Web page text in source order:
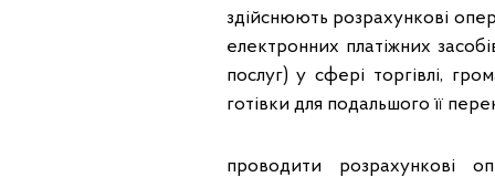
здійснюють розрахункові
електронних платіжних
послуг) у сфері торгівлі,
готівки для подальшого її
проводити розрахункові